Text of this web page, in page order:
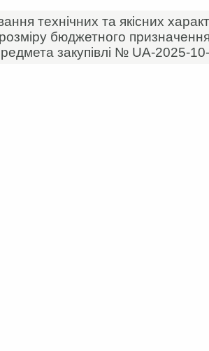
технічних та якісних
розміру бюджетного
закупівлі № UA-2025-